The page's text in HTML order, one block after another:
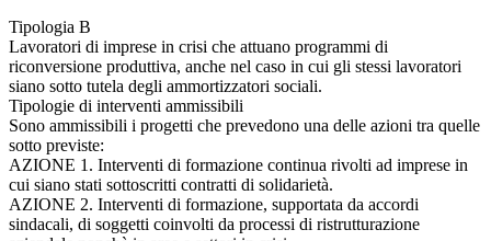
Tipologia B
Lavoratori di imprese in crisi che attuano programmi di
riconversione produttiva, anche nel caso in cui gli stessi lavoratori
siano sotto tutela degli ammortizzatori sociali.
Tipologie di interventi ammissibili
Sono ammissibili i progetti che prevedono una delle azioni tra quelle
sotto previste:
AZIONE 1. Interventi di formazione continua rivolti ad imprese in
cui siano stati sottoscritti contratti di solidarietà.
AZIONE 2. Interventi di formazione, supportata da accordi
sindacali, di soggetti coinvolti da processi di ristrutturazione